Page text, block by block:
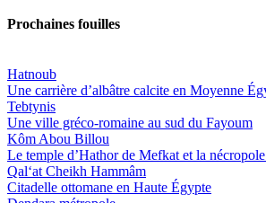
Prochaines fouilles
Hatnoub
Une carrière d’albâtre calcite en Moyenne
Tebtynis
Une ville gréco-romaine au sud du Fayoum
Kôm Abou Billou
Le temple d’Hathor de Mefkat et la
Qal‘at Cheikh Hammâm
Citadelle ottomane en Haute Égypte